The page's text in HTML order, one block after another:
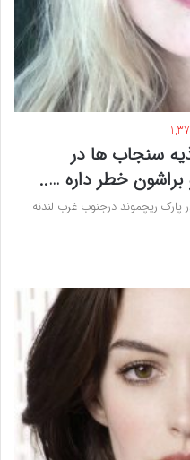
سنجاب ها در
براشون خطر داره …..
ریچموند درجنوب غرب لندنه